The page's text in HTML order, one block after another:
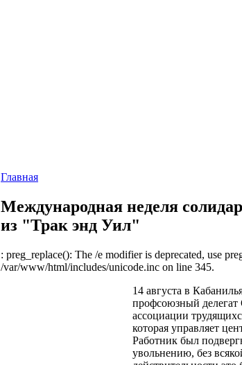
Главная
Международная неделя
из "Трак энд Уил"
: preg_replace(): The /e modifier is deprecated, use
/var/www/html/includes/unicode.inc on line 345.
14 августа в
профсоюзный
ассоциации
которая управляет
Работник был
увольнению, без